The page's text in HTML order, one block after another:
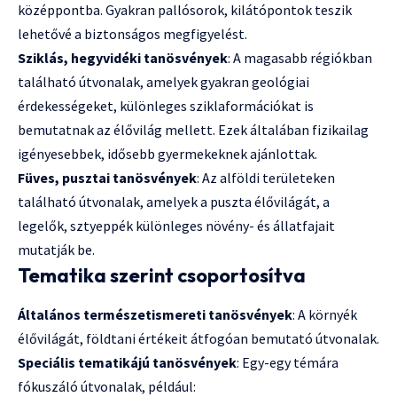
középpontba. Gyakran pallósorok, kilátópontok teszik
lehetővé a biztonságos megfigyelést.
Sziklás, hegyvidéki tanösvények: A magasabb régiókban
található útvonalak, amelyek gyakran geológiai
érdekességeket, különleges sziklaformációkat is
bemutatnak az élővilág mellett. Ezek általában fizikailag
igényesebbek, idősebb gyermekeknek ajánlottak.
Füves, pusztai tanösvények: Az alföldi területeken
található útvonalak, amelyek a puszta élővilágát, a
legelők, sztyeppék különleges növény- és állatfajait
mutatják be.
Tematika szerint csoportosítva
Általános természetismereti tanösvények: A környék
élővilágát, földtani értékeit átfogóan bemutató útvonalak.
Speciális tematikájú tanösvények: Egy-egy témára
fókuszáló útvonalak, például: